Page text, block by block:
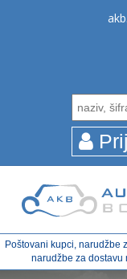
Poštovani kupci, narudžbe
narudžbe za dostavu